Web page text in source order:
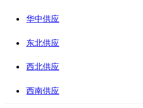
华中供应
东北供应
西北供应
西南供应